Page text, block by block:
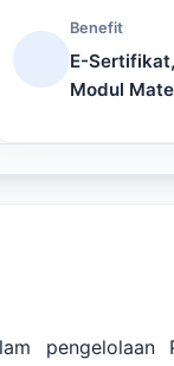
Benefit
E-Sertifikat,
Modul
pengelolaan